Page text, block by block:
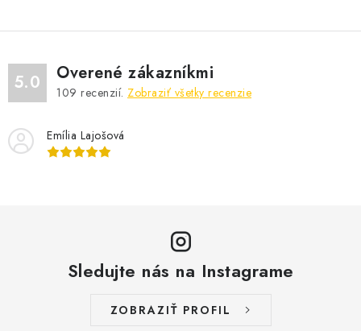
5.0 Overené zákazníkmi
109 recenzií. Zobraziť všetky recenzie
Emília Lajošová
Sledujte nás na Instagrame
ZOBRAZIŤ PROFIL